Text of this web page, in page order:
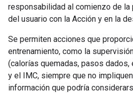
responsabilidad al comienzo de la
del usuario con la Acción y en la
Se permiten acciones que
entrenamiento, como la
(calorías quemadas, pasos
y el IMC, siempre que no
información que podría